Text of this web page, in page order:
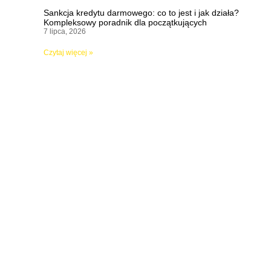
Sankcja kredytu darmowego: co to jest i jak działa?
Kompleksowy poradnik dla początkujących
7 lipca, 2026
Czytaj więcej »